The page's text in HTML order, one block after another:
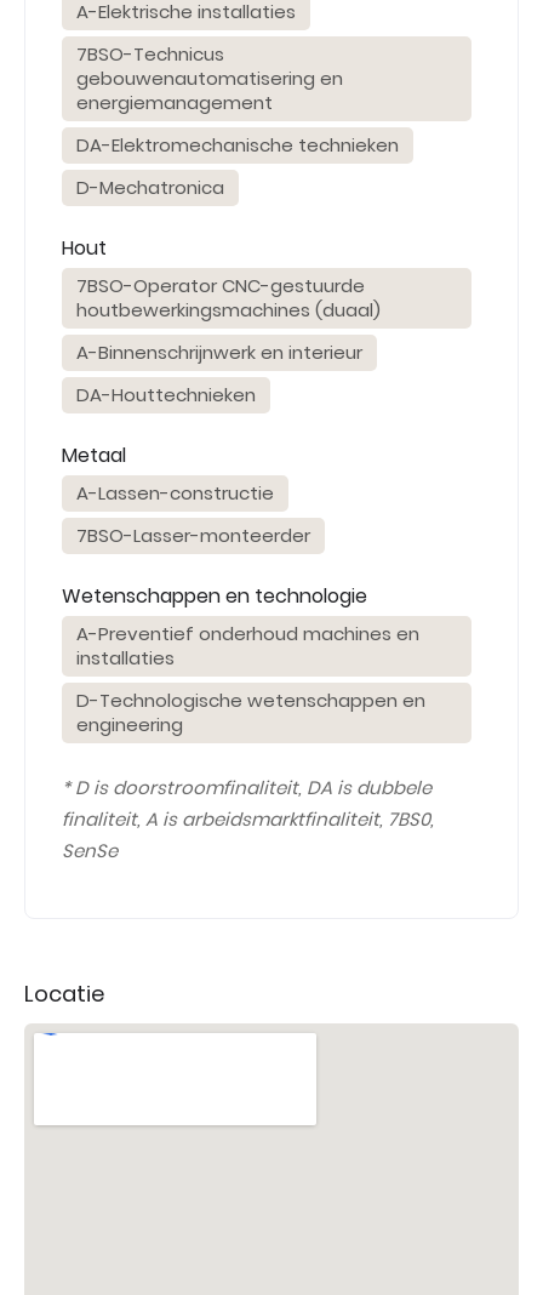
A-Elektrische installaties
7BSO-Technicus
gebouwenautomatisering en
energiemanagement
DA-Elektromechanische technieken
D-Mechatronica
Hout
7BSO-Operator CNC-gestuurde
houtbewerkingsmachines (duaal)
A-Binnenschrijnwerk en interieur
DA-Houttechnieken
Metaal
A-Lassen-constructie
7BSO-Lasser-monteerder
Wetenschappen en technologie
A-Preventief onderhoud machines en
installaties
D-Technologische wetenschappen en
engineering
* D is doorstroomfinaliteit, DA is dubbele
finaliteit, A is arbeidsmarktfinaliteit, 7BS0,
SenSe
Locatie